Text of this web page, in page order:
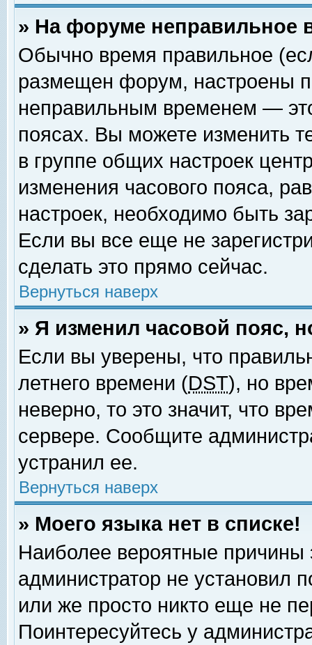
» На форуме неправильное
Обычно время правильное
размещен форум, настроены
неправильным временем —
поясах. Вы можете изменить
в группе общих настроек
изменения часового пояса,
настроек, необходимо быть
Если вы все еще не
сделать это прямо сейчас.
Вернуться наверх
» Я изменил часовой пояс,
Если вы уверены, что
летнего времени (DST), но
неверно, то это значит, что
сервере. Сообщите
устранил ее.
Вернуться наверх
» Моего языка нет в списке!
Наиболее вероятные причины
администратор не установил
или же просто никто еще не
Поинтересуйтесь у